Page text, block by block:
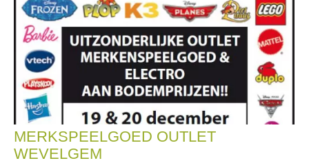
MERKSPEELGOED OUTLET
WEVELGEM